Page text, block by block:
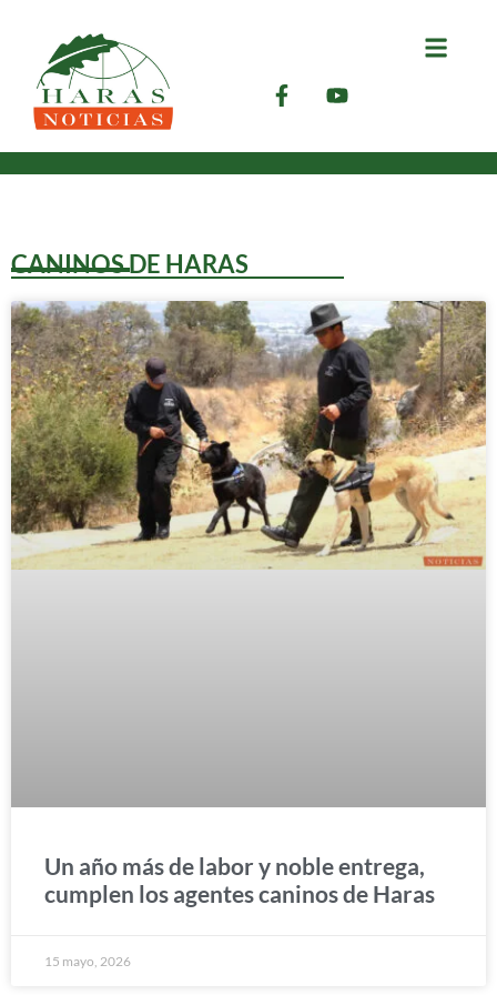
CANINOS DE HARAS
Un año más de labor y noble entrega,
cumplen los agentes caninos de Haras
15 mayo, 2026